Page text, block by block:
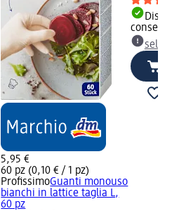
5,95 €
60 pz (0,10 € / 1 pz)
ProfissimoGuanti monouso
bianchi in lattice taglia L,
60 pz